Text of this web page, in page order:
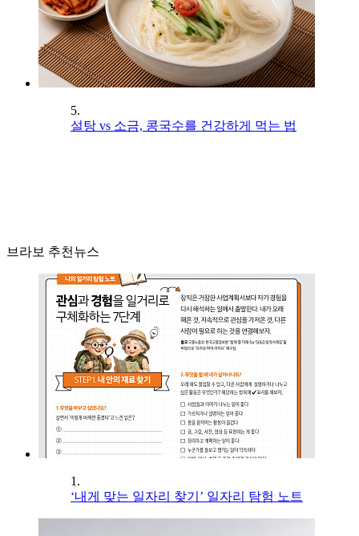
5.
설탕 vs 소금, 콩국수를 건강하게 먹는 법
브라보 추천뉴스
1.
‘내게 맞는 일자리 찾기’ 일자리 탐험 노트